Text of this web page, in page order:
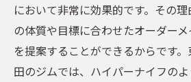
において非常に効果的です。その
の体質や目標に合わせたオーダー
を提案することができるからです
田のジムでは、ハイパーナイフの